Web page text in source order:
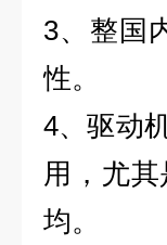
3、整国
性。
4、驱动
用，尤
均。